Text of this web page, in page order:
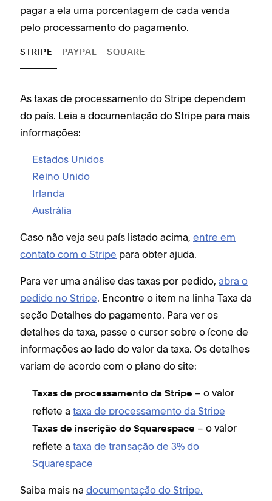
pagar a ela uma porcentagem de cada venda
pelo processamento do pagamento.
STRIPE PAYPAL SQUARE
As taxas de processamento do Stripe dependem
do país. Leia a documentação do Stripe para mais
informações:
Estados Unidos
Reino Unido
Irlanda
Austrália
Caso não veja seu país listado acima, entre em
contato com o Stripe para obter ajuda.
Para ver uma análise das taxas por pedido, abra o
pedido no Stripe. Encontre o item na linha Taxa da
seção Detalhes do pagamento. Para ver os
detalhes da taxa, passe o cursor sobre o ícone de
informações ao lado do valor da taxa. Os detalhes
variam de acordo com o plano do site:
Taxas de processamento da Stripe – o valor
reflete a taxa de processamento da Stripe
Taxas de inscrição do Squarespace – o valor
reflete a taxa de transação de 3% do
Squarespace
Saiba mais na documentação do Stripe.